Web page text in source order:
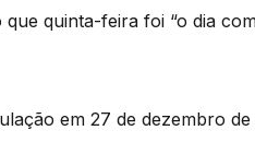
que quinta-feira foi “o dia
em 27 de dezembro